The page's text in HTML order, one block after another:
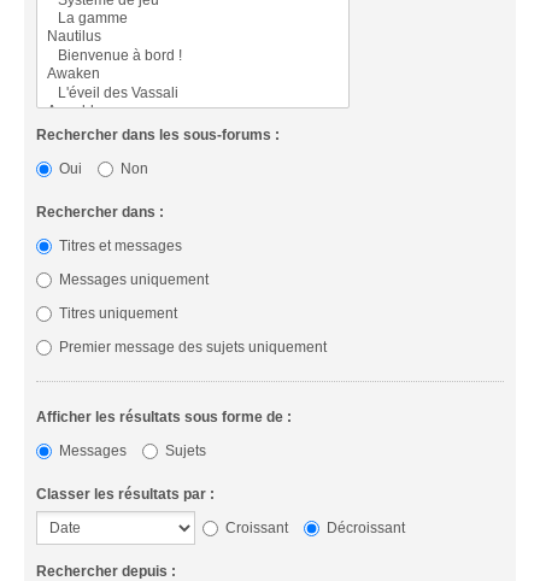
Rechercher dans les sous-forums :
Oui
Non
Rechercher dans :
Titres et messages
Messages uniquement
Titres uniquement
Premier message des sujets uniquement
Afficher les résultats sous forme de :
Messages
Sujets
Classer les résultats par :
Croissant
Décroissant
Rechercher depuis :